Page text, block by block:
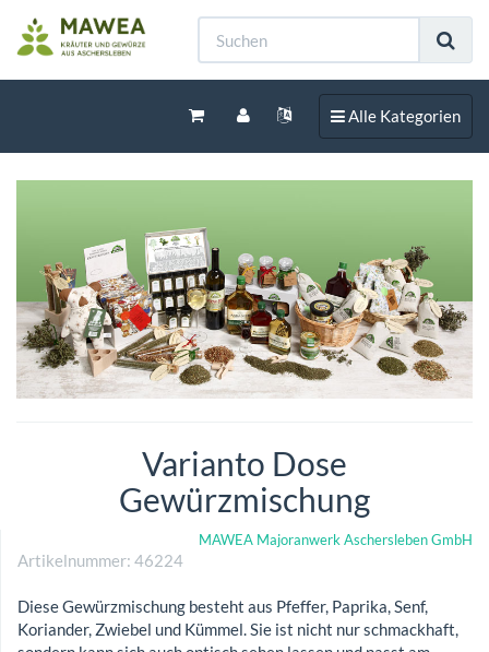
Toggle navigation
Alle Kategorien
Varianto Dose
Gewürzmischung
MAWEA Majoranwerk Aschersleben GmbH
Artikelnummer: 46224
Diese Gewürzmischung besteht aus Pfeffer, Paprika, Senf,
Koriander, Zwiebel und Kümmel. Sie ist nicht nur schmackhaft,